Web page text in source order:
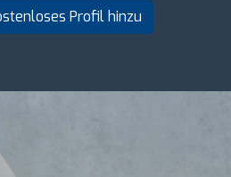
Profil hinzu